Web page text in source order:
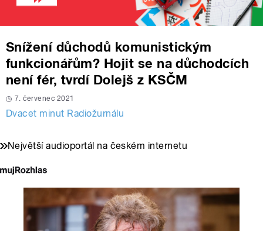
Snížení důchodů komunistickým
funkcionářům? Hojit se na důchodcích
není fér, tvrdí Dolejš z KSČM
7. červenec 2021
Dvacet minut Radiožurnálu
Největší audioportál na českém internetu